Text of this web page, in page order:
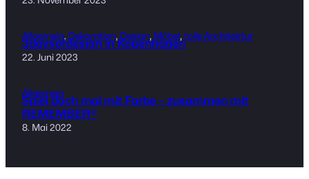
Allgemein, Dekoration, Design, Möbel, tolle Architektur
3daysofdesign in Kopenhagen
22. Juni 2023
Allgemein
Spiel doch mal mit Farbe – zusammen mit
REMEMBER®
8. Mai 2022